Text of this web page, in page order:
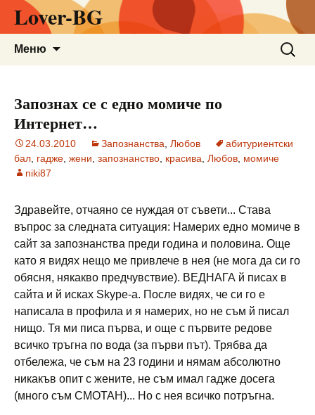
Lover-BG
Меню
за:
Запознах се с едно момиче по
Интернет…
24.03.2010 Запознанства Любов
абитуриентски
бал гадже жени запознанство красива Любов момиче
niki87
Здравейте, отчаяно се нуждая от съвети... Става
въпрос за следната ситуация: Намерих едно момиче в
сайт за запознанства преди година и половина. Още
като я видях нещо ме привлече в нея (не мога да си го
обясня, някакво предчувствие). ВЕДНАГА й писах в
сайта и й исках Skype-a. После видях, че си го е
написала в профила и я намерих, но не съм й писал
нищо. Тя ми писа първа, и още с първите редове
всичко тръгна по вода (за първи път). Трябва да
отбележа, че съм на 23 години и нямам абсолютно
никакъв опит с жените, не съм имал гадже досега
(много съм СМОТАН)... Но с нея всичко потръгна.